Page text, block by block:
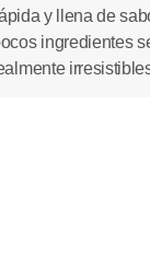
y llena de
ingredientes